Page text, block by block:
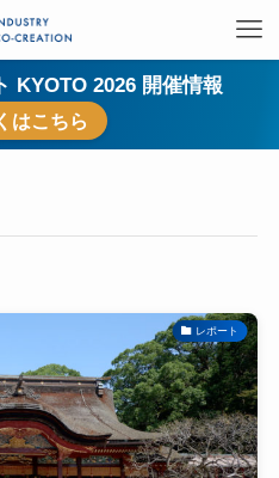
KYOTO 2026 開催情報
はこちら
レポート